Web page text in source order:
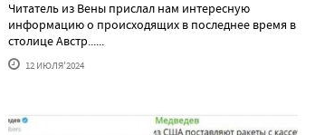
Читатель из Вены прислал нам интересную
информацию о происходящих в последнее время в
столице Австр......
12 ИЮЛЯ'2024